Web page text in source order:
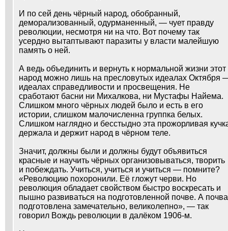
И по сей день чёрный народ, обобранный,
деморализованный, одурманенный, — чует правду
революции, несмотря ни на что. Вот почему так
усердно вытаптывают паразиты у власти малейшую
память о ней.
А ведь объединить и вернуть к нормальной жизни этот
народ можно лишь на пресловутых идеалах Октября
идеалах справедливости и просвещения. Не
сработают басни ни Михалкова, ни Мустафы Найема.
Слишком много чёрных людей было и есть в его
истории, слишком малочисленна группка белых.
Слишком наглядно и бесстыдно эта прожорливая
держала и держит народ в чёрном теле.
Значит, должны были и должны будут объявиться
красные и научить чёрных организовываться, творить
и побеждать. Учиться, учиться и учиться — помните?
«Революцию похоронили. Её гложут черви. Но
революция обладает свойством быстро воскресать и
пышно развиваться на подготовленной почве. А почва
подготовлена замечательно, великолепно», — так
говорил Вождь революции в далёком 1906-м.